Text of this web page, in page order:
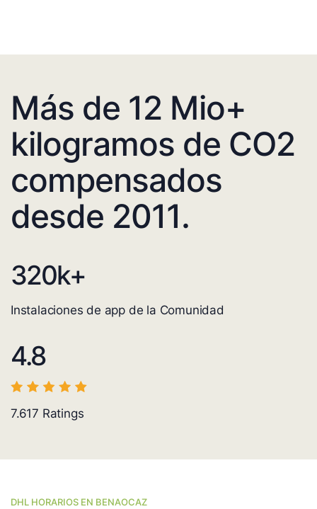
Más de 12 Mio+
kilogramos de CO2
compensados
desde 2011.
320k+
Instalaciones de app de la Comunidad
4.8
7.617 Ratings
DHL HORARIOS EN BENAOCAZ